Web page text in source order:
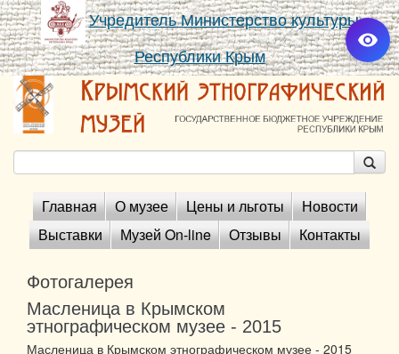
Учредитель Министерство культуры
Республики Крым
Главная О музее Цены и льготы
Новости
Выставки
Музей On-line Отзывы Контакты
Фотогалерея
Масленица в Крымском
этнографическом музее - 2015
Масленица в Крымском этнографическом музее - 2015